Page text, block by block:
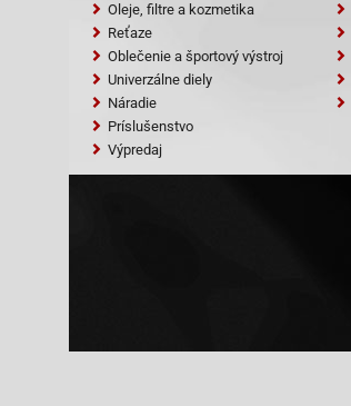
Oleje, filtre a kozmetika
Reťaze
Oblečenie a športový výstroj
Univerzálne diely
Náradie
Príslušenstvo
Výpredaj